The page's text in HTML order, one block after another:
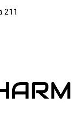
211